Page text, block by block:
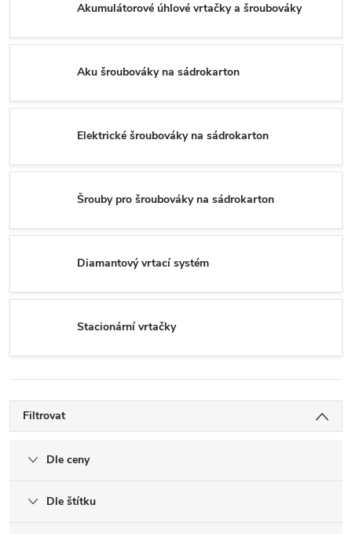
Akumulátorové úhlové vrtačky a šroubováky
Aku šroubováky na sádrokarton
Elektrické šroubováky na sádrokarton
Šrouby pro šroubováky na sádrokarton
Diamantový vrtací systém
Stacionární vrtačky
Filtrovat
Dle ceny
Dle štítku